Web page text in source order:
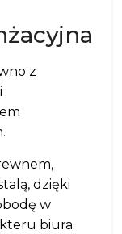
z
dzięki
w
biura.